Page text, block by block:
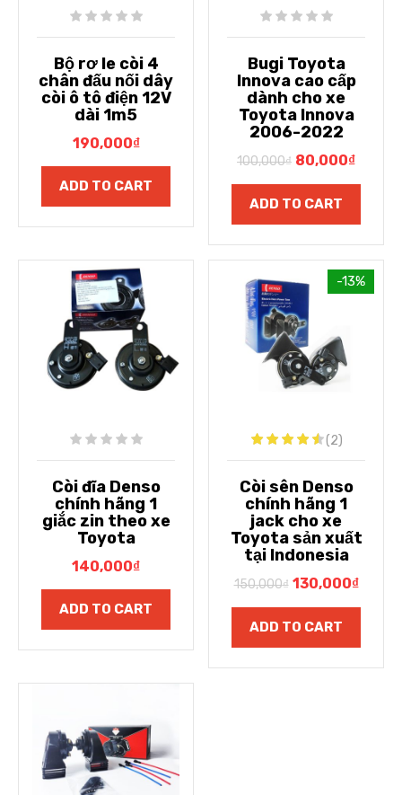
Bộ rơ le còi 4
chân đấu nối dây
còi ô tô điện 12V
dài 1m5
190,000₫
ADD TO CART
Bugi Toyota
Innova cao cấp
dành cho xe
Toyota Innova
2006-2022
100,000₫ 80,000₫
ADD TO CART
Còi đĩa Denso
chính hãng 1
giắc zin theo xe
Toyota
140,000₫
ADD TO CART
-13%
(2)
Còi sên Denso
chính hãng 1
jack cho xe
Toyota sản xuất
tại Indonesia
150,000₫ 130,000₫
ADD TO CART